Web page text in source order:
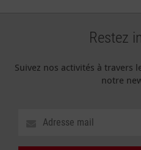
Restez
Suivez nos activités à travers
notre